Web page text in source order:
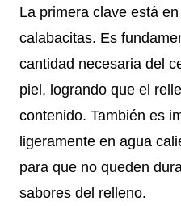
La primera clave está
calabacitas. Es
cantidad necesaria del
piel, logrando que el
contenido. También es
ligeramente en agua
para que no queden
sabores del relleno.